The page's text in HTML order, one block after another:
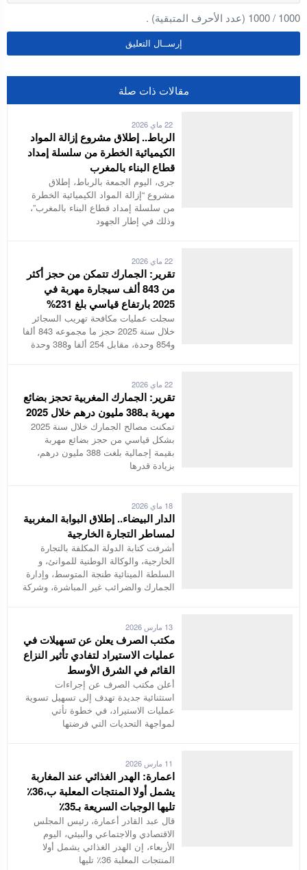
1000
/
1000 (عدد الأحرف المتبقية) .
مقالات ذات صلة
22 ماي 2026
الرباط.. إطلاق مشروع إزالة المواد
الكيميائية الخطرة من سلسلة إمداد
قطاع البناء بالمغرب
جرى، اليوم الجمعة بالرباط، إطلاق
مشروع “إزالة المواد الكيميائية الخطرة
من سلسلة إمداد قطاع البناء بالمغرب”،
وذلك في إطار الجهود
22 ماي 2026
تقرير: الجمارك تتمكن من حجز أكثر
من 843 ألف سيجارة مهربة في
2025 بارتفاع قياسي بلغ 231%
سجلت عمليات مكافحة تهريب السجائر
خلال سنة 2025 حجز ما مجموعه 843 ألفا
و854 وحدة، مقابل 254 ألفا و388 وحدة
22 ماي 2026
تقرير: الجمارك المغربية تحجز بضائع
مهربة بـ388 مليون درهم خلال 2025
بشكل قياسي من حجز بضائع مهربة
بقيمة إجمالية بلغت 388 مليون درهم،
بزيادة قدرها
18 ماي 2026
الدار البيضاء.. إطلاق البوابة المغربية
لمساطر التجارة الخارجية
أشرفت كتابة الدولة المكلفة بالتجارة
الخارجية، والوكالة الوطنية للموانئ، و
السلطة المينائية طنجة المتوسط، وإدارة
الجمارك والضرائب غير المباشرة، وشركة
13 مارس 2026
مكتب الصرف يعلن عن تسهيلات في
عمليات الاستيراد لتفادي تأثير النزاع
القائم في الشرق الأوسط
أعلن مكتب الصرف عن إجراءات
استثنائية جديدة تهدف إلى تسهيل تسوية
عمليات الاستيراد، في خطوة تأتي
لمواجهة التحديات التي فرضتها
اعمارة: الهدر الغذائي عند المغاربة
يشمل أولا المنتجات المعلبة ب،36٪
تليها الوجبات السريعة بـ35٪
قال عبد القادر أعمارة، رئيس المجلس
الاقتصادي والاجتماعي والبيئي، اليوم
الأربعاء، إن الهدر الغذائي يشمل أولا
المنتجات المعلبة 36٪ تليها